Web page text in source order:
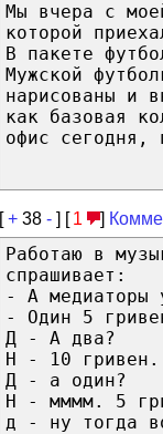
Мы вчера с
которой
В пакете
Мужской
нарисованы и
как базовая
офис сегодня,
[+ 38 - ] [ 1 ]
Работаю в
спрашивает:
- А медиаторы
- Один 5
Д - А два?
Н - 10 гривен.
Д - а один?
Н - мммм. 5
д - ну тогда